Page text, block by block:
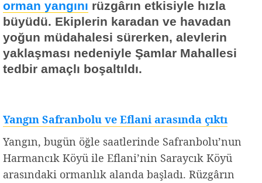
orman yangını rüzgârın etkisiyle hızla
büyüdü. Ekiplerin karadan ve havadan
yoğun müdahalesi sürerken, alevlerin
yaklaşması nedeniyle Şamlar Mahallesi
tedbir amaçlı boşaltıldı.
Yangın Safranbolu ve Eflani arasında çıktı
Yangın, bugün öğle saatlerinde Safranbolu’nun
Harmancık Köyü ile Eflani’nin Saraycık Köyü
arasındaki ormanlık alanda başladı. Rüzgârın